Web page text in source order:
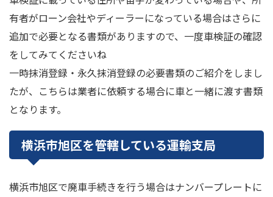
有者がローン会社やディーラーになっている場合はさらに
追加で必要となる書類がありますので、一度車検証の確認
をしてみてくださいね
一時抹消登録・永久抹消登録の必要書類のご紹介をしまし
たが、こちらは業者に依頼する場合に車と一緒に渡す書類
となります。
横浜市旭区を管轄している運輸支局
横浜市旭区で廃車手続きを行う場合はナンバープレートに